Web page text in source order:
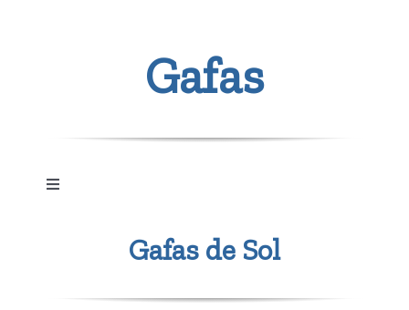
Gafas
Toggle
Lupas y ayudas de baja visión
Gafas de Sol